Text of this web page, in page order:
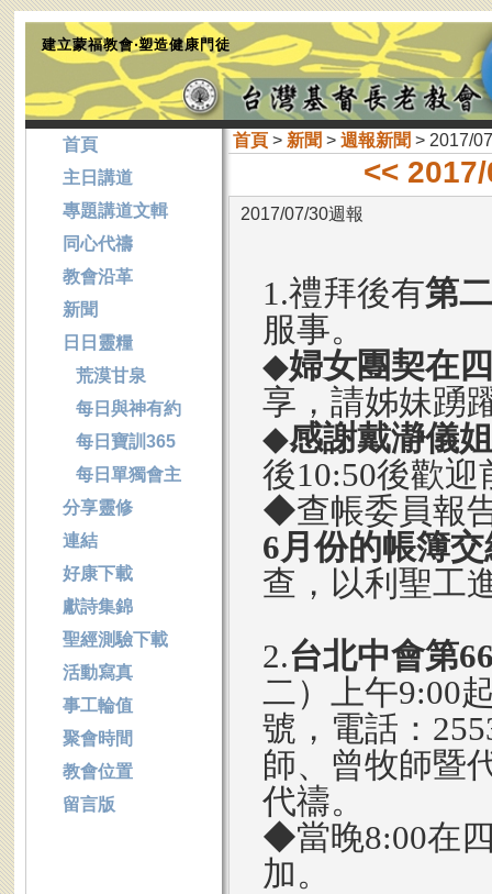
建立蒙福教會‧塑造健康門徒
首頁> 新聞 > 週報新聞 > 2017/
<<
2017/07/30週報
1.禮拜後有第
服事。
◆婦女團契在
享，請姊妹踴
◆感謝戴瀞儀
後10:50後歡迎
◆查帳委員報
6月份的帳簿
查，以利聖工
2.台北中會第
二）上午9:00
號，電話：
師、曾牧師暨
代禱。
◆當晚8:00在
加。
首頁
主日講道
專題講道文輯
同心代禱
教會沿革
新聞
日日靈糧
荒漠甘泉
每日與神有約
每日寶訓365
每日單獨會主
分享靈修
連結
好康下載
獻詩集錦
聖經測驗下載
活動寫真
事工輪值
聚會時間
教會位置
留言版